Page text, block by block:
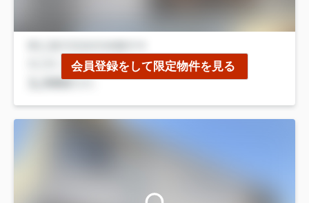
会員登録をして限定物件を見る